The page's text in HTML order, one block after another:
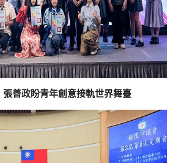
善政盼青年創意接軌世界舞臺